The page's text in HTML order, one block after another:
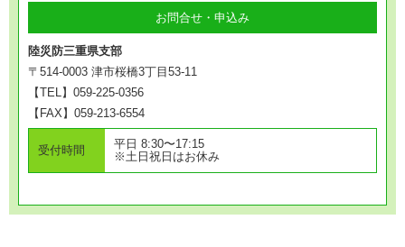
お問合せ・申込み
陸災防三重県支部
〒514-0003 津市桜橋3丁目53-11
【TEL】059-225-0356
【FAX】059-213-6554
受付時間
平日 8:30〜17:15
※土日祝日はお休み